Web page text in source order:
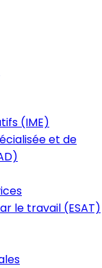
(IME)
et de
le travail (ESAT)